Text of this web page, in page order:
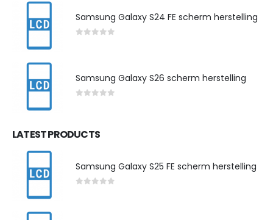
Samsung Galaxy S24 FE scherm herstelling
Samsung Galaxy S26 scherm herstelling
LATEST PRODUCTS
Samsung Galaxy S25 FE scherm herstelling